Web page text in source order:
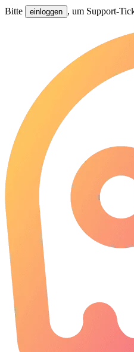
Bitte einloggen , um Support-